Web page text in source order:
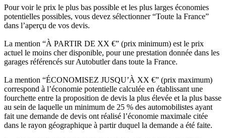
Pour voir le prix le plus bas possible et les plus larges économies
potentielles possibles, vous devez sélectionner “Toute la France”
dans l’aperçu de vos devis.
La mention “À PARTIR DE XX €” (prix minimum) est le prix
actuel le moins cher disponible, pour une prestation donnée dans les
garages référencés sur Autobutler dans toute la France.
La mention “ÉCONOMISEZ JUSQU’À XX €” (prix maximum)
correspond à l’économie potentielle calculée en établissant une
fourchette entre la proposition de devis la plus élevée et la plus basse
au sein de laquelle un minimum de 25 % des automobilistes ayant
fait une demande de devis ont réalisé l’économie maximale citée
dans le rayon géographique à partir duquel la demande a été faite.